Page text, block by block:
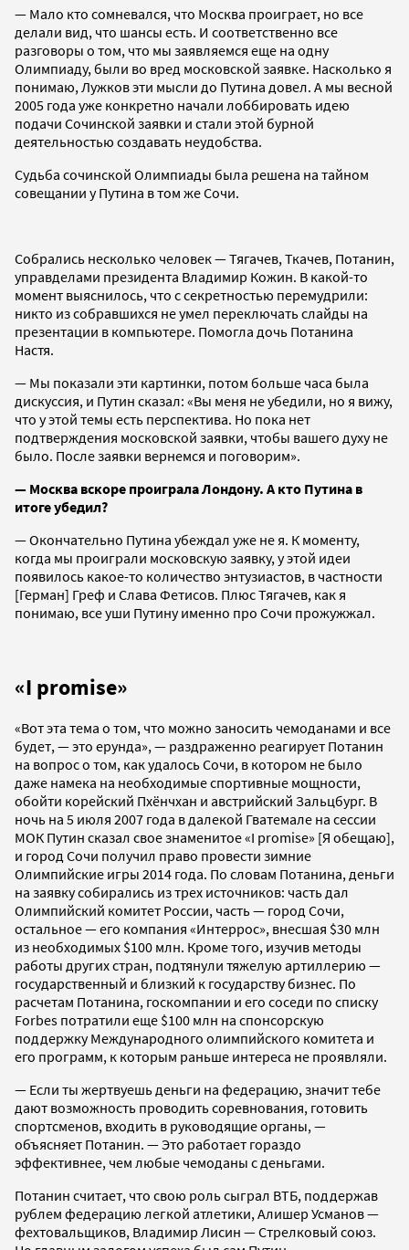
— Мало кто сомневался, что Москва проиграет, но все
делали вид, что шансы есть. И соответственно все
разговоры о том, что мы заявляемся еще на одну
Олимпиаду, были во вред московской заявке. Насколько я
понимаю, Лужков эти мысли до Путина довел. А мы весной
2005 года уже конкретно начали лоббировать идею
подачи Cочинской заявки и стали этой бурной
деятельностью создавать неудобства.
Судьба сочинской Олимпиады была решена на тайном
совещании у Путина в том же Сочи.
Собрались несколько человек — Тягачев, Ткачев, Потанин,
управделами президента Владимир Кожин. В какой-то
момент выяснилось, что с секретностью перемудрили:
никто из собравшихся не умел переключать слайды на
презентации в компьютере. Помогла дочь Потанина
Настя.
— Мы показали эти картинки, потом больше часа была
дискуссия, и Путин сказал: «Вы меня не убедили, но я вижу,
что у этой темы есть перспектива. Но пока нет
подтверждения московской заявки, чтобы вашего духу не
было. После заявки вернемся и поговорим».
— Москва вскоре проиграла Лондону. А кто Путина в
итоге убедил?
— Окончательно Путина убеждал уже не я. К моменту,
когда мы проиграли московскую заявку, у этой идеи
появилось какое-то количество энтузиастов, в частности
[Герман] Греф и Слава Фетисов. Плюс Тягачев, как я
понимаю, все уши Путину именно про Сочи прожужжал.
«I promise»
«Вот эта тема о том, что можно заносить чемоданами и все
будет, — это ерунда», — раздраженно реагирует Потанин
на вопрос о том, как удалось Сочи, в котором не было
даже намека на необходимые спортивные мощности,
обойти корейский Пхёнчхан и австрийский Зальцбург. В
ночь на 5 июля 2007 года в далекой Гватемале на сессии
МОК Путин сказал свое знаменитое «I promise» [Я обещаю],
и город Сочи получил право провести зимние
Олимпийские игры 2014 года. По словам Потанина, деньги
на заявку собирались из трех источников: часть дал
Олимпийский комитет России, часть — город Сочи,
остальное — его компания «Интеррос», внесшая $30 млн
из необходимых $100 млн. Кроме того, изучив методы
работы других стран, подтянули тяжелую артиллерию —
государственный и близкий к государству бизнес. По
расчетам Потанина, госкомпании и его соседи по списку
Forbes потратили еще $100 млн на спонсорскую
поддержку Международного олимпийского комитета и
его программ, к которым раньше интереса не проявляли.
— Если ты жертвуешь деньги на федерацию, значит тебе
дают возможность проводить соревнования, готовить
спортсменов, входить в руководящие органы, —
объясняет Потанин. — Это работает гораздо
эффективнее, чем любые чемоданы с деньгами.
Потанин считает, что свою роль сыграл ВТБ, поддержав
рублем федерацию легкой атлетики, Алишер Усманов —
фехтовальщиков, Владимир Лисин — Стрелковый союз.